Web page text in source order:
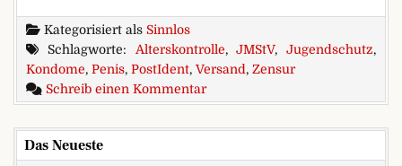
Kategorisiert als Sinnlos
Schlagworte: Alterskontrolle,JMStV, Jugendschutz,
Kondome, Penis, PostIdent, Versand, Zensur
Schreib einen Kommentarzu Neuer
Das Neueste